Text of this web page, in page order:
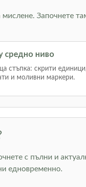
Започнете
средно ниво
стъпка: скрити
и моливни маркери.
с пълни и
едновременно.